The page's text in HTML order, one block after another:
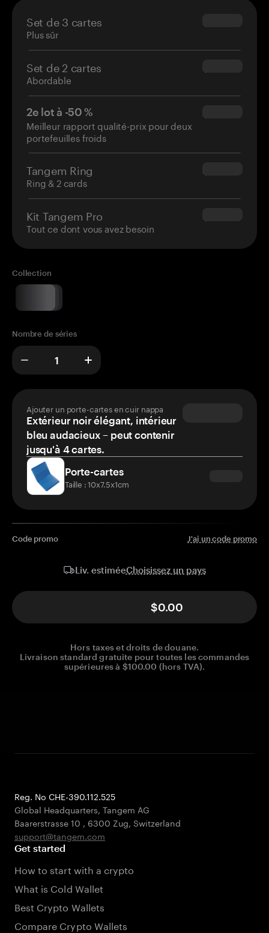
Set de 3 cartes
Plus sûr
$69.90
Set de 2 cartes
Abordable
$54.90
2e lot à -50 %
Meilleur rapport qualité-prix pour deux
portefeuilles froids
$34.95
Tangem Ring
Ring & 2 cards
$160.00
Kit Tangem Pro
Tout ce dont vous avez besoin
$180.00
Collection
Nombre de séries
Ajouter un porte-cartes en cuir nappa
Extérieur noir élégant, intérieur
bleu audacieux – peut contenir
jusqu'à 4 cartes.
Porte-cartes
Taille : 10x7.5x1cm
Code promo J'ai un code promo
Liv. estiméeChoisissez un pays
$0.00
Hors taxes et droits de douane.
Livraison standard gratuite pour toutes les commandes
supérieures à $100.00 (hors TVA).
Reg. No CHE-390.112.525
Global Headquarters, Tangem AG
Baarerstrasse 10 , 6300 Zug, Switzerland
support@tangem.com
Get started
How to start with a crypto
What is Cold Wallet
Best Crypto Wallets
Compare Crypto Wallets